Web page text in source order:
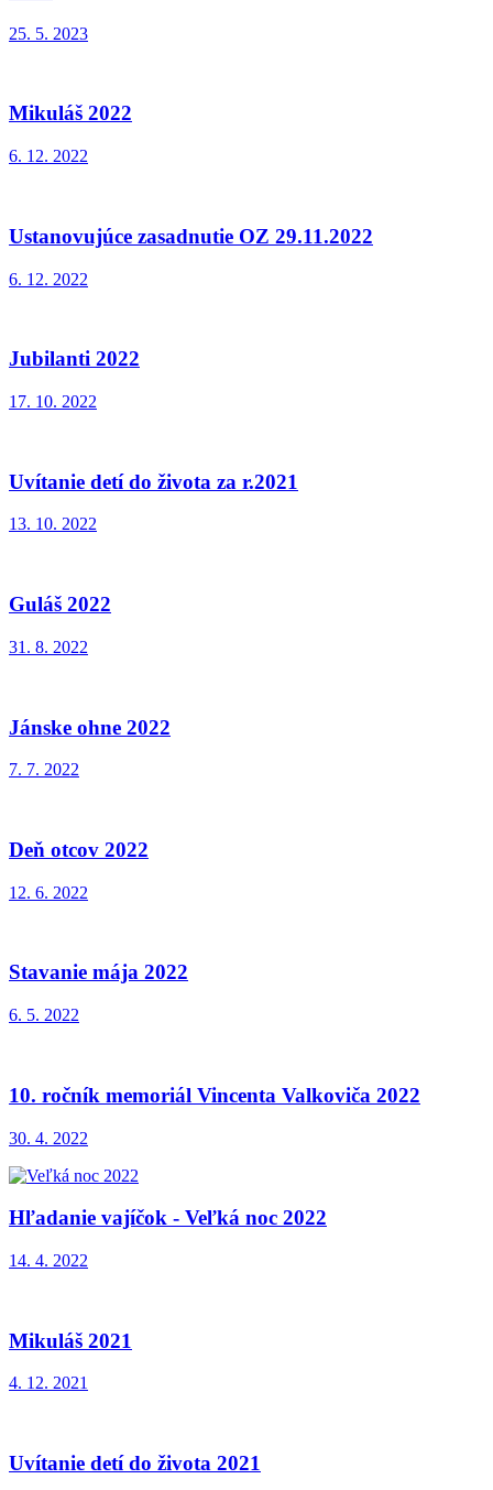
25. 5. 2023
Mikuláš 2022
6. 12. 2022
Ustanovujúce zasadnutie OZ 29.11.2022
6. 12. 2022
Jubilanti 2022
17. 10. 2022
Uvítanie detí do života za r.2021
13. 10. 2022
Guláš 2022
31. 8. 2022
Jánske ohne 2022
7. 7. 2022
Deň otcov 2022
12. 6. 2022
Stavanie mája 2022
6. 5. 2022
10. ročník memoriál Vincenta Valkoviča 2022
30. 4. 2022
Hľadanie vajíčok - Veľká noc 2022
14. 4. 2022
Mikuláš 2021
4. 12. 2021
Uvítanie detí do života 2021